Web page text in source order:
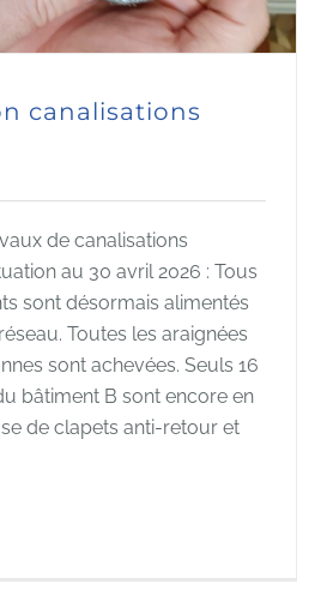
canalisations
de canalisations
au 30 avril 2026 : Tous
sont désormais alimentés
Toutes les araignées
sont achevées. Seuls 16
bâtiment B sont encore en
de clapets anti-retour et